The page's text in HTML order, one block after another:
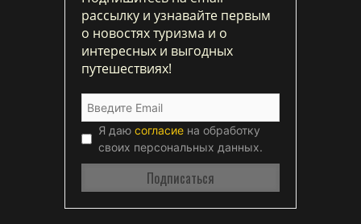
рассылку и узнавайте первым
о новостях туризма и о
интересных и выгодных
путешествиях!
Я даю согласие на обработку
своих персональных данных.